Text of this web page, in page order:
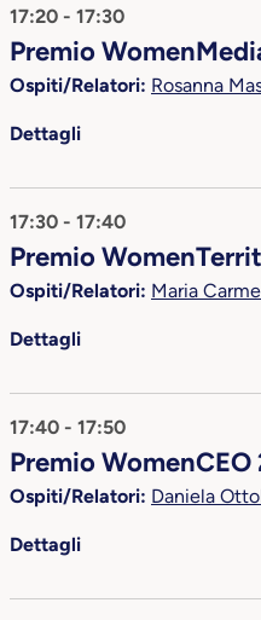
17:20 - 17:30
Premio
Ospiti/Relatori: Rosanna
Dettagli
17:30 - 17:40
Premio
Ospiti/Relatori: Maria
Dettagli
17:40 - 17:50
Premio WomenCEO
Ospiti/Relatori: Daniela
Dettagli